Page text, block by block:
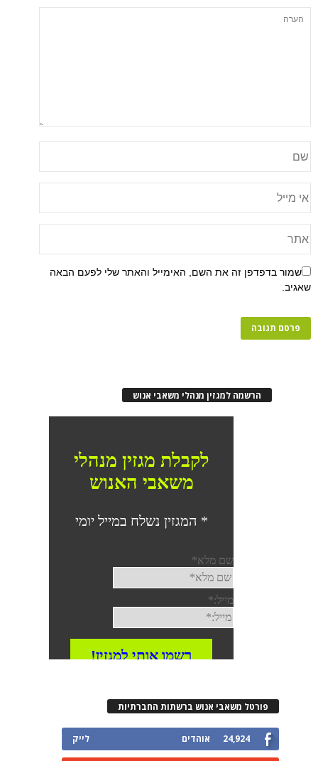
שמור בדפדפן זה את השם, האימייל והאתר שלי לפעם הבאה
שאגיב.
הרשמה למגזין מנהלי משאבי אנוש
פורטל משאבי אנוש ברשתות החברתיות
24,924 אוהדים לייק